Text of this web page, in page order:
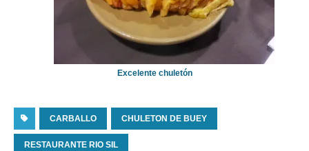
Excelente chuletón
CARBALLO CHULETON DE BUEY
RESTAURANTE RIO SIL